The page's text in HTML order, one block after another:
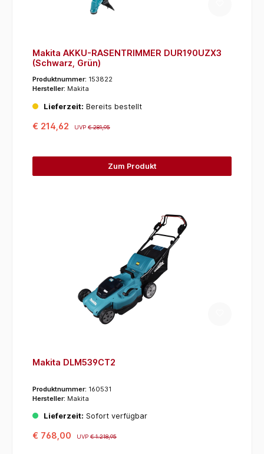
Makita AKKU-RASENTRIMMER DUR190UZX3
(Schwarz, Grün)
Produktnummer: 153822
Hersteller: Makita
Lieferzeit: Bereits bestellt
€ 214,62 UVP€ 281,95
Zum Produkt
Makita DLM539CT2
Produktnummer: 160531
Hersteller: Makita
Lieferzeit: Sofort verfügbar
€ 768,00 UVP€ 1.218,95